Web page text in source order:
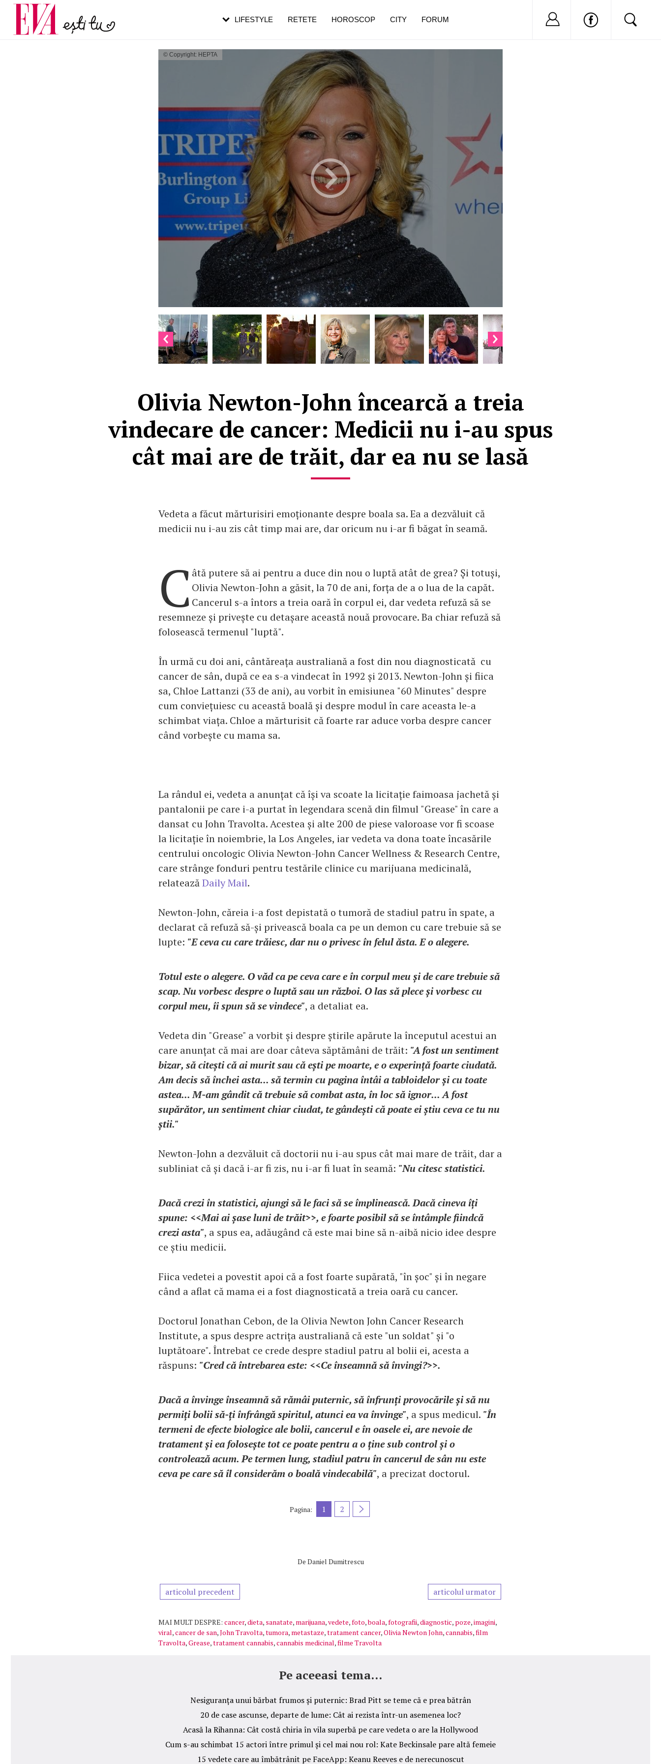
© Copyright: HEPTA
Olivia Newton-John încearcă a treia
vindecare de cancer: Medicii nu i-au spus
cât mai are de trăit, dar ea nu se lasă
Vedeta a făcut mărturisiri emoționante despre boala sa. Ea a dezvăluit că
medicii nu i-au zis cât timp mai are, dar oricum nu i-ar fi băgat în seamă.
C âtă putere să ai pentru a duce din nou o luptă atât de grea? Și totuși,
Olivia Newton-John a găsit, la 70 de ani, forța de a o lua de la capăt.
Cancerul s-a întors a treia oară în corpul ei, dar vedeta refuză să se
resemneze și privește cu detașare această nouă provocare. Ba chiar refuză să
folosească termenul "luptă".
În urmă cu doi ani, cântăreața australiană a fost din nou diagnosticată cu
cancer de sân, după ce ea s-a vindecat în 1992 și 2013. Newton-John și fiica
sa, Chloe Lattanzi (33 de ani), au vorbit în emisiunea "60 Minutes" despre
cum conviețuiesc cu această boală și despre modul în care aceasta le-a
schimbat viața. Chloe a mărturisit că foarte rar aduce vorba despre cancer
când vorbește cu mama sa.
La rândul ei, vedeta a anunțat că își va scoate la licitație faimoasa jachetă și
pantalonii pe care i-a purtat în legendara scenă din filmul "Grease" în care a
dansat cu John Travolta. Acestea și alte 200 de piese valoroase vor fi scoase
la licitație în noiembrie, la Los Angeles, iar vedeta va dona toate încasările
centrului oncologic Olivia Newton-John Cancer Wellness & Research Centre,
care strânge fonduri pentru testările clinice cu marijuana medicinală,
relateazăDaily Mail.
Newton-John, căreia i-a fost depistată o tumoră de stadiul patru în spate, a
declarat că refuză să-și privească boala ca pe un demon cu care trebuie să se
lupte: "E ceva cu care trăiesc, dar nu o privesc în felul ăsta. E o alegere.
Totul este o alegere. O văd ca pe ceva care e în corpul meu și de care trebuie să
scap. Nu vorbesc despre o luptă sau un război. O las să plece și vorbesc cu
corpul meu, îi spun să se vindece", a detaliat ea.
Vedeta din "Grease" a vorbit și despre știrile apărute la începutul acestui an
care anunțat că mai are doar câteva săptămâni de trăit: "A fost un sentiment
bizar, să citești că ai murit sau că ești pe moarte, e o experință foarte ciudată.
Am decis să închei asta... să termin cu pagina întâi a tabloidelor și cu toate
astea... M-am gândit că trebuie să combat asta, în loc să ignor... A fost
supărător, un sentiment chiar ciudat, te gândești că poate ei știu ceva ce tu nu
știi."
Newton-John a dezvăluit că doctorii nu i-au spus cât mai mare de trăit, dar a
subliniat că și dacă i-ar fi zis, nu i-ar fi luat în seamă: "Nu citesc statistici.
Dacă crezi în statistici, ajungi să le faci să se împlinească. Dacă cineva îți
spune: <<Mai ai șase luni de trăit>>, e foarte posibil să se întâmple fiindcă
crezi asta", a spus ea, adăugând că este mai bine să n-aibă nicio idee despre
ce știu medicii.
Fiica vedetei a povestit apoi că a fost foarte supărată, "în șoc" și în negare
când a aflat că mama ei a fost diagnosticată a treia oară cu cancer.
Doctorul Jonathan Cebon, de la Olivia Newton John Cancer Research
Institute, a spus despre actrița australiană că este "un soldat" și "o
luptătoare". Întrebat ce crede despre stadiul patru al bolii ei, acesta a
răspuns: "Cred că întrebarea este: <<Ce înseamnă să învingi?>>.
Dacă a învinge înseamnă să rămâi puternic, să înfrunți provocările și să nu
permiți bolii să-ți înfrângă spiritul, atunci ea va învinge", a spus medicul. "În
termeni de efecte biologice ale bolii, cancerul e în oasele ei, are nevoie de
tratament și ea folosește tot ce poate pentru a o ține sub control și o
controlează acum. Pe termen lung, stadiul patru în cancerul de sân nu este
ceva pe care să îl considerăm o boală vindecabilă", a precizat doctorul.
Pagina: 1 2
De Daniel Dumitrescu
articolul precedent articolul urmator
MAI MULT DESPRE: cancer,dieta, sanatate, marijuana,vedete,foto,boala,fotografii,diagnostic, poze,imagini,
viral,cancer de san,John Travolta,tumora, metastaze,tratament cancer,Olivia Newton John,cannabis,film
Travolta,Grease,tratament cannabis,cannabis medicinal,filme Travolta
Pe aceeasi tema...
Nesiguranța unui bărbat frumos și puternic: Brad Pitt se teme că e prea bătrân
20 de case ascunse, departe de lume: Cât ai rezista într-un asemenea loc?
Acasă la Rihanna: Cât costă chiria în vila superbă pe care vedeta o are la Hollywood
Cum s-au schimbat 15 actori între primul și cel mai nou rol: Kate Beckinsale pare altă femeie
15 vedete care au îmbătrânit pe FaceApp: Keanu Reeves e de nerecunoscut
LIFESTYLE RETETE HOROSCOP CITY FORUM Nu ai cont?
Carieră
Actualitate
discret pe care multe femei îl ignoră
la medic